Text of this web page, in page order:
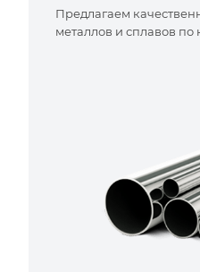
Предлагаем
металлов и сплавов